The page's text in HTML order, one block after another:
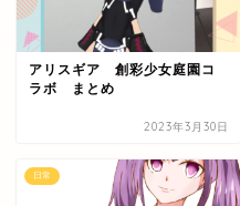
アリスギア 創彩少女庭園コ
ラボ まとめ
2023年3月30日
日常